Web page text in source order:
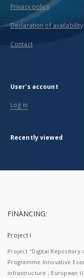
Privacy policy
Declaration of availability
Contact
User's account
Log in
Recently viewed
FINANCING:
Project I
Project "Digital Repository
Programme Innovative
infrastructure ; European